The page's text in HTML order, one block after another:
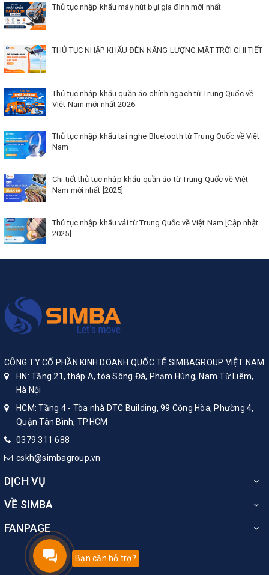
Thủ tục nhập khẩu máy hút bụi gia đình mới nhất
THỦ TỤC NHẬP KHẨU ĐÈN NĂNG LƯỢNG MẶT TRỜI CHI TIẾT
Thủ tục nhập khẩu quần áo chính ngạch từ Trung Quốc về
Việt Nam mới nhất 2026
Thủ tục nhập khẩu tai nghe Bluetooth từ Trung Quốc về Việt
Nam
Chi tiết thủ tục nhập khẩu quần áo từ Trung Quốc về Việt
Nam mới nhất [2025]
Thủ tục nhập khẩu vải từ Trung Quốc về Việt Nam [Cập nhật
2025]
CÔNG TY CỔ PHẦN KINH DOANH QUỐC TẾ SIMBAGROUP VIỆT NAM
HN: Tầng 21, tháp A, tòa Sông Đà, Phạm Hùng, Nam Từ Liêm,
Hà Nội
HCM: Tầng 4 - Tòa nhà DTC Building, 99 Cộng Hòa, Phường 4,
Quận Tân Bình, TP.HCM
0379 311 688
cskh@simbagroup.vn
DỊCH VỤ
VỀ SIMBA
FANPAGE
Bạn cần hỗ trợ?